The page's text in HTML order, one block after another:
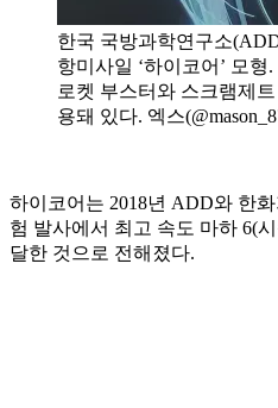
한국 국방과학연구소
항미사일 ‘하이코어’ 모
로켓 부스터와 스크램제
용돼 있다. 엑스
하이코어는 2018년 ADD와 한
험 발사에서 최고 속도 마하 6(
달한 것으로 전해졌다.